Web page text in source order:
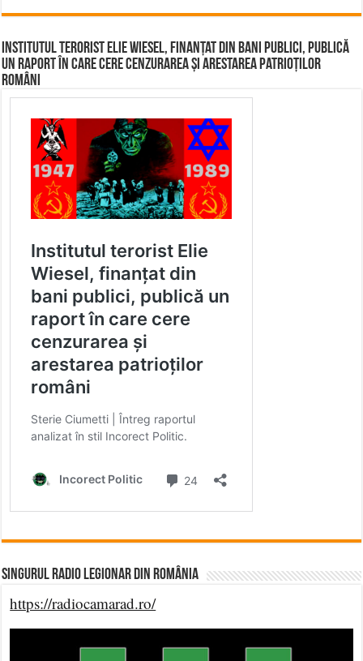
Institutul terorist Elie Wiesel, finanțat din bani publici, publică
un raport în care cere cenzurarea și arestarea patrioților
români
Singurul Radio Legionar din România
https://radiocamarad.ro/